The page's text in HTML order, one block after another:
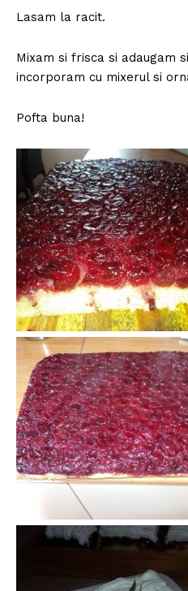
Lasam la racit.
Mixam si frisca si adaugam
incorporam cu mixerul si
Pofta buna!